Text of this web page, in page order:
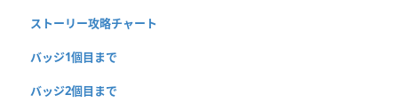
ストーリー攻略チャート
バッジ1個目まで
バッジ2個目まで